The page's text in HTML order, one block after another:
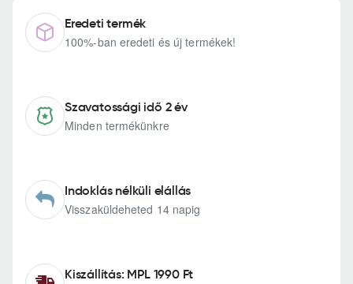
Eredeti termék
100%-ban eredeti és új termékek!
Szavatossági idő 2 év
Minden termékünkre
Indoklás nélküli elállás
Visszaküldeheted 14 napig
Kiszállítás: MPL 1990 Ft